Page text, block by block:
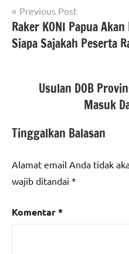
Navigasi
pos
Previous Post
Raker KONI Papua
Siapa Sajakah Peserta
Usulan DOB
Masuk
Tinggalkan Balasan
Alamat email Anda tidak
wajib ditandai *
Komentar*